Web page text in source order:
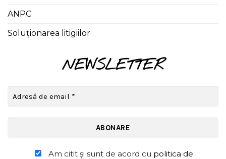
ANPC
Soluționarea litigiilor
NEWSLETTER
Am citit şi sunt de acord cu politica de